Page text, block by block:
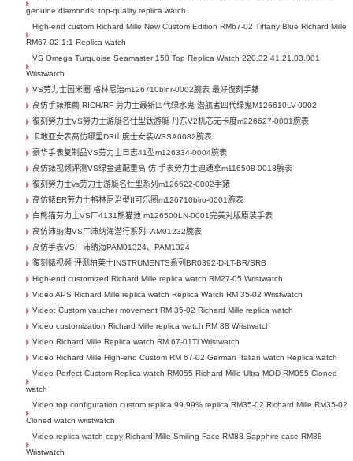
genuine diamonds, top-quality replica watch
High-end custom Richard Mille New Custom Edition RM67-02 Tiffany Blue Richard Mille
RM67-02 1:1 Replica watch
VS Omega Turquoise Seamaster 150 Top Replica Watch 220.32.41.21.03.001
Wristwatch
VS劳力士国米圈 格林尼治m126710blnr-0002腕表 最好復刻手錶
高仿手錶推薦 RICH/RF 劳力士最新四代绿水鬼 潜航者四代绿鬼M126610LV-0002
復刻勞力士VS勞力士游艇名仕型钛游艇 丹东V2机芯无卡度m226627-0001腕表
卡地亚女表高仿哪里DR山度士女装WSSA0082腕表
豪华手表复制品VS劳力士日志41型m126334-0004腕表
高仿錶视频评测VS绿金迪配重高 仿 手表勞力士迪通拿m116508-0013腕表
復刻勞力士vs劳力士游艇名仕型系列m126622-0002手錶
高仿錶ER劳力士格林尼治型II可乐圈m126710blro-0001腕表
白熊猫劳力士VS厂4131熊猫迪 m126500LN-0001完美对版原装手表
高仿沛纳海VS厂沛纳海潜行系列PAM01232腕表
高仿手表VS厂沛纳海PAM01324、PAM1324
復刻錶视频 评测柏莱士INSTRUMENTS系列BR0392-D-LT-BR/SRB
High-end customized Richard Mille replica watch RM27-05 Wristwatch
Video APS Richard Mille replica watch Replica Watch RM 35-02 Wristwatch
Video: Custom vaucher movement RM 35-02 Richard Mille replica watch
Video customization Richard Mille replica watch RM 88 Wristwatch
Video Richard Mille Replica watch RM 67-01Ti Wristwatch
Video Richard Mille High-end Custom RM 67-02 German Italian watch Replica watch
Video Perfect Custom Replica watch RM055 Richard Mille Ultra MOD RM055 Cloned
watch
Video top configuration custom replica 99.99% replica RM35-02 Richard Mille RM35-02
Cloned watch wristwatch
Video replica watch copy Richard Mille Smiling Face RM88 Sapphire case RM88
Wristwatch